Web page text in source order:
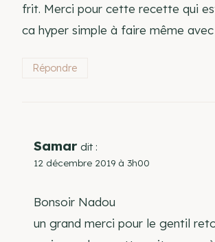
frit. Merci pour cette recette qui
ca hyper simple à faire même
Répondre
Samar dit :
12 décembre 2019 à 3h00
Bonsoir Nadou
un grand merci pour le gentil